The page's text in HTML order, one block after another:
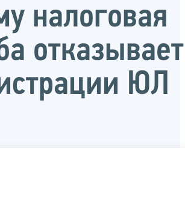
налоговая
отказывает
ЮЛ